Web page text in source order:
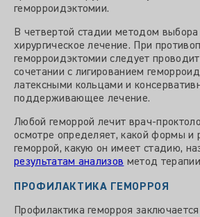
геморроидэктомии.
В четвертой стадии методом выбора
хирургическое лечение. При
геморроидэктомии следует
сочетании с лигированием
латексными кольцами и
поддерживающее лечение.
Любой геморрой лечит врач-
осмотре определяет, какой формы и
геморрой, какую он имеет стадию,
результатам анализов метод
ПРОФИЛАКТИКА ГЕМОРРОЯ
Профилактика геморроя